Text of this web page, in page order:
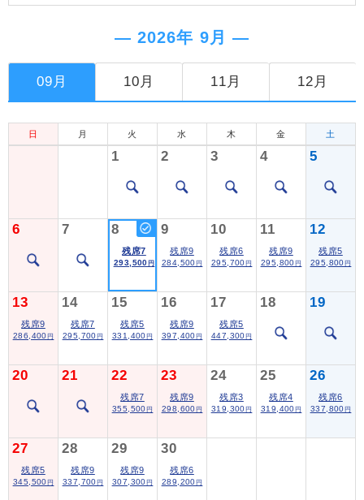
― 2026年 9月 ―
09月 10月 11月 12月
日 月 火 水 木 金 土
1 2 3 4 5
6 7 8
残席7
293,500 円
9
残席9
284,500 円
10
残席6
295,700 円
11
残席9
295,800 円
12
残席5
295,800 円
13
残席9
286,400 円
14
残席7
295,700 円
15
残席5
331,400 円
16
残席9
397,400 円
17
残席5
447,300 円
18 19
20 21 22
残席7
355,500 円
23
残席9
298,600 円
24
残席3
319,300 円
25
残席4
319,400 円
26
残席6
337,800 円
27
残席5
345,500 円
28
残席9
337,700 円
29
残席9
307,300 円
30
残席6
289,200 円